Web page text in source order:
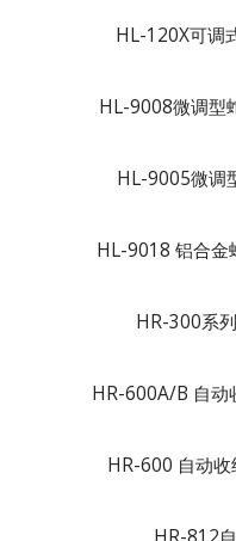
HL-120X可调
HL-9008微调型
HL-9005微调
HL-9018 铝合金
HR-300系
HR-600A/B 自动
HR-600 自动